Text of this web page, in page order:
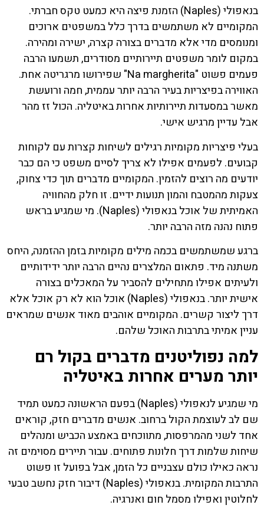
בנאפולי (Naples) הזמנת פיצה היא כמעט טקס חברתי.
המקומיים לא משתמשים בדרך כלל במשפטים ארוכים
ומנומסים מדי אלא מדברים בצורה קצרה, ישירה ומהירה.
במקום לומר משפטים תיירותיים מסודרים, תשמעו הרבה
פעמים פשוט "Na margherita" שפירושו מרגריטה אחת.
האווירה בפיצריות בעיר הרבה יותר עממית, חמה ורועשת
מאשר במסעדות תיירותיות אחרות באיטליה. הכול זז מהר
אבל עדיין מרגיש אישי.
בעלי פיצריות מקומיות רגילים לשיחות קצרות עם לקוחות
קבועים. לפעמים אפילו לא צריך לסיים משפט כי הם כבר
יודעים מה רוצים להזמין. המקומיים מדברים תוך כדי צחוק,
צעקות מהמטבח והמון תנועות ידיים. זו חלק מהחוויה
האמיתית של אוכל בנאפולי (Naples). מי שמגיע בראש
פתוח נהנה מזה הרבה יותר.
ברגע שמשתמשים בכמה מילים מקומיות בזמן ההזמנה, היחס
משתנה מיד. פתאום המלצרים נהיים הרבה יותר ידידותיים
ולעיתים אפילו מתחילים להסביר על המאכלים בצורה
אישית יותר. בנאפולי (Naples) אוכל הוא לא רק אוכל אלא
דרך ליצור קשרים. המקומיים אוהבים מאוד אנשים שמראים
עניין אמיתי בתרבות האוכל שלהם.
למה נפוליטנים מדברים בקול רם
יותר מערים אחרות באיטליה
מי שמגיע לנאפולי (Naples) בפעם הראשונה כמעט תמיד
שם לב לעוצמת הקול ברחוב. אנשים מדברים חזק, קוראים
אחד לשני מהמרפסות, מתווכחים באמצע הכביש ומנהלים
שיחות שלמות דרך חלונות פתוחים. עבור תיירים מסוימים זה
נראה כאילו כולם עצבניים כל הזמן, אבל בפועל זו פשוט
התרבות המקומית. בנאפולי (Naples) דיבור חזק נחשב טבעי
לחלוטין ואפילו מסמל חום ואנרגיה.